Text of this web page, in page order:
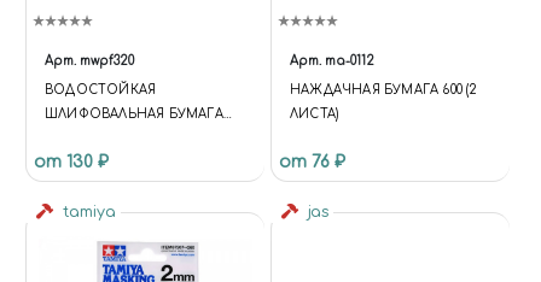
Арт. mwpf320
BОДОСТОЙКАЯ
ШЛИФОВАЛЬНАЯ БУМАГА
от 130 ₽
Арт. ma-0112
НАЖДАЧНАЯ БУМАГА 600 (2
ЛИСТА)
от 76 ₽
tamiya jas